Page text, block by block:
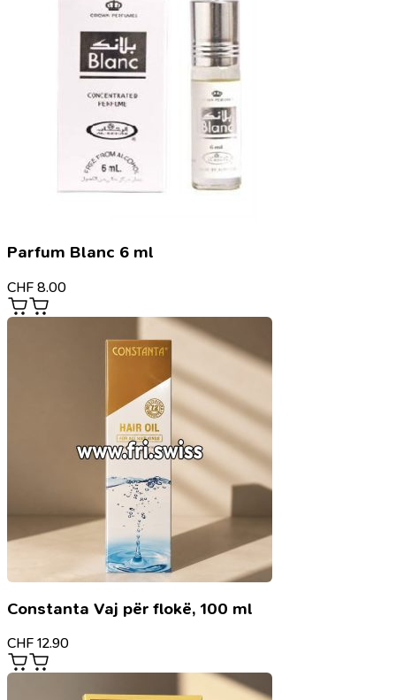
Parfum Blanc 6 ml
CHF 8.00
Constanta Vaj për flokë, 100 ml
CHF 12.90